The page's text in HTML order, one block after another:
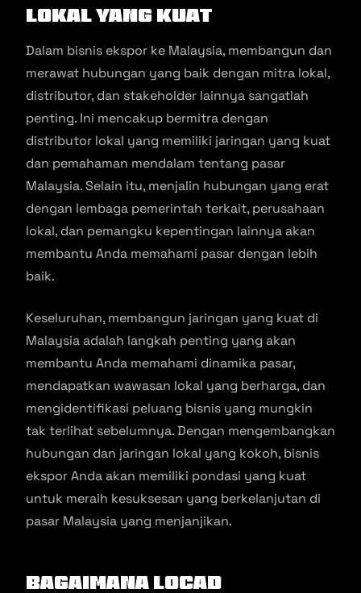
Lokal yang Kuat
Dalam bisnis ekspor ke Malaysia, membangun dan
merawat hubungan yang baik dengan mitra lokal,
distributor, dan stakeholder lainnya sangatlah
penting. Ini mencakup bermitra dengan
distributor lokal yang memiliki jaringan yang kuat
dan pemahaman mendalam tentang pasar
Malaysia. Selain itu, menjalin hubungan yang erat
dengan lembaga pemerintah terkait, perusahaan
lokal, dan pemangku kepentingan lainnya akan
membantu Anda memahami pasar dengan lebih
baik.
Keseluruhan, membangun jaringan yang kuat di
Malaysia adalah langkah penting yang akan
membantu Anda memahami dinamika pasar,
mendapatkan wawasan lokal yang berharga, dan
mengidentifikasi peluang bisnis yang mungkin
tak terlihat sebelumnya. Dengan mengembangkan
hubungan dan jaringan lokal yang kokoh, bisnis
ekspor Anda akan memiliki pondasi yang kuat
untuk meraih kesuksesan yang berkelanjutan di
pasar Malaysia yang menjanjikan.
Bagaimana Locad